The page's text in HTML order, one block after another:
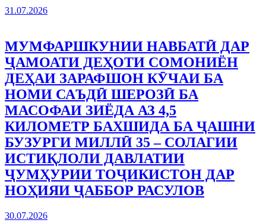
31.07.2026
МУМФАРШКУНИИ НАВБАТӢ ДАР
ҶАМОАТИ ДЕҲОТИ СОМОНИЁН
ДЕҲАИ ЗАРАФШОН КӮЧАИ БА
НОМИ САЪДӢ ШЕРОЗӢ БА
МАСОФАИ ЗИЁДА АЗ 4,5
КИЛОМЕТР БАХШИДА БА ҶАШНИ
БУЗУРГИ МИЛЛӢ 35 – СОЛАГИИ
ИСТИҚЛОЛИ ДАВЛАТИИ
ҶУМҲУРИИ ТОҶИКИСТОН ДАР
НОҲИЯИ ҶАББОР РАСУЛОВ
30.07.2026